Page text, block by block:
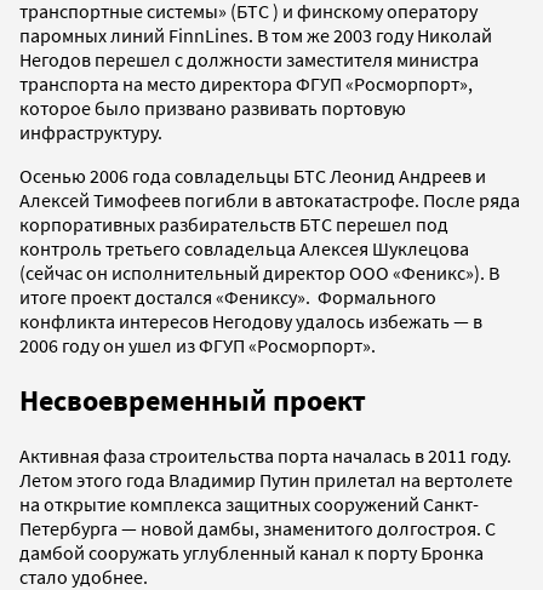
транспортные системы» (БТС ) и финскому оператору
паромных линий FinnLines. В том же 2003 году Николай
Негодов перешел с должности заместителя министра
транспорта на место директора ФГУП «Росморпорт»,
которое было призвано развивать портовую
инфраструктуру.
Осенью 2006 года совладельцы БТС Леонид Андреев и
Алексей Тимофеев погибли в автокатастрофе. После ряда
корпоративных разбирательств БТС перешел под
контроль третьего совладельца Алексея Шуклецова
(сейчас он исполнительный директор ООО «Феникс»). В
итоге проект достался «Фениксу». Формального
конфликта интересов Негодову удалось избежать — в
2006 году он ушел из ФГУП «Росморпорт».
Несвоевременный проект
Активная фаза строительства порта началась в 2011 году.
Летом этого года Владимир Путин прилетал на вертолете
на открытие комплекса защитных сооружений Санкт-
Петербурга — новой дамбы, знаменитого долгостроя. С
дамбой сооружать углубленный канал к порту Бронка
стало удобнее.